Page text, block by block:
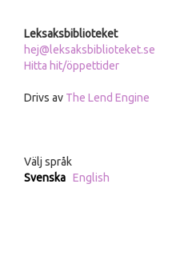
Leksaksbiblioteket
hej@leksaksbiblioteket.se
Hitta hit/öppettider
Drivs av The Lend Engine
Välj språk
Svenska English